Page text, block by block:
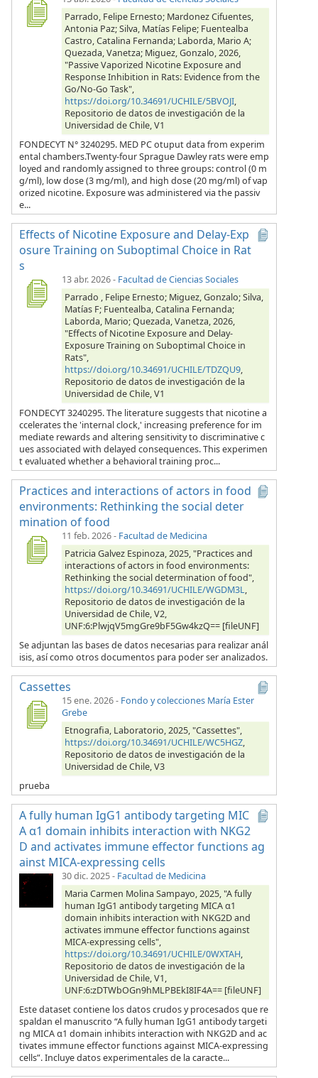
Parrado, Felipe Ernesto; Mardonez Cifuentes,
Antonia Paz; Silva, Matías Felipe; Fuentealba
Castro, Catalina Fernanda; Laborda, Mario A;
Quezada, Vanetza; Miguez, Gonzalo, 2026,
"Passive Vaporized Nicotine Exposure and
Response Inhibition in Rats: Evidence from the
Go/No-Go Task",
https://doi.org/10.34691/UCHILE/5BVOJI,
Repositorio de datos de investigación de la
Universidad de Chile, V1
FONDECYT N° 3240295. MED PC otuput data from experim
ental chambers.Twenty-four Sprague Dawley rats were emp
loyed and randomly assigned to three groups: control (0 m
g/ml), low dose (3 mg/ml), and high dose (20 mg/ml) of vap
orized nicotine. Exposure was administered via the passiv
e...
Effects of Nicotine Exposure and Delay-Exp
osure Training on Suboptimal Choice in Rat
s
13 abr. 2026- Facultad de Ciencias Sociales
Parrado , Felipe Ernesto; Miguez, Gonzalo; Silva,
Matías F; Fuentealba, Catalina Fernanda;
Laborda, Mario; Quezada, Vanetza, 2026,
"Effects of Nicotine Exposure and Delay-
Exposure Training on Suboptimal Choice in
Rats",
https://doi.org/10.34691/UCHILE/TDZQU9,
Repositorio de datos de investigación de la
Universidad de Chile, V1
FONDECYT 3240295. The literature suggests that nicotine a
ccelerates the 'internal clock,' increasing preference for im
mediate rewards and altering sensitivity to discriminative c
ues associated with delayed consequences. This experimen
t evaluated whether a behavioral training proc...
Practices and interactions of actors in food
environments: Rethinking the social deter
mination of food
11 feb. 2026- Facultad de Medicina
Patricia Galvez Espinoza, 2025, "Practices and
interactions of actors in food environments:
Rethinking the social determination of food",
https://doi.org/10.34691/UCHILE/WGDM3L,
Repositorio de datos de investigación de la
Universidad de Chile, V2,
UNF:6:PlwjqV5mgGre9bF5Gw4kzQ== [fileUNF]
Se adjuntan las bases de datos necesarias para realizar anál
isis, así como otros documentos para poder ser analizados.
Cassettes
15 ene. 2026- Fondo y colecciones María Ester
Grebe
Etnografia, Laboratorio, 2025, "Cassettes",
https://doi.org/10.34691/UCHILE/WC5HGZ,
Repositorio de datos de investigación de la
Universidad de Chile, V3
prueba
A fully human IgG1 antibody targeting MIC
A α1 domain inhibits interaction with NKG2
D and activates immune effector functions ag
ainst MICA-expressing cells
30 dic. 2025- Facultad de Medicina
Maria Carmen Molina Sampayo, 2025, "A fully
human IgG1 antibody targeting MICA α1
domain inhibits interaction with NKG2D and
activates immune effector functions against
MICA-expressing cells",
https://doi.org/10.34691/UCHILE/0WXTAH,
Repositorio de datos de investigación de la
Universidad de Chile, V1,
UNF:6:zDTWbOGn9hMLPBEkI8IF4A== [fileUNF]
Este dataset contiene los datos crudos y procesados que re
spaldan el manuscrito “A fully human IgG1 antibody targeti
ng MICA α1 domain inhibits interaction with NKG2D and ac
tivates immune effector functions against MICA-expressing
cells”. Incluye datos experimentales de la caracte...